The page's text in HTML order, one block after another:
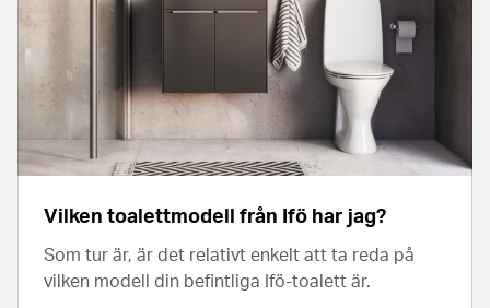
Vilken toalettmodell från Ifö har jag?
Som tur är, är det relativt enkelt att ta reda på
vilken modell din befintliga Ifö-toalett är.